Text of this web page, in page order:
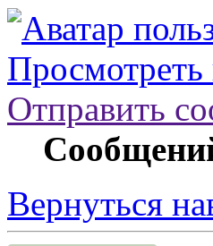
Отправить
Вернуться